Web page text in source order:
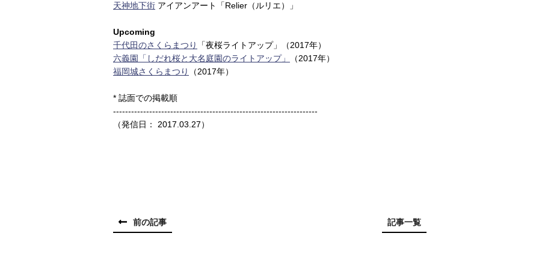
天神地下街 アイアンアート「Relier（ルリエ）」
Upcoming
千代田のさくらまつり
「夜桜ライトアップ」（2017年）
六義園「しだれ桜と大名庭園のライトアップ」
（2017年）
福岡城さくらまつり
（2017年）
* 誌面での掲載順
--------------------------------------------------------------------
（発信日： 2017.03.27）
前の記事 記事一覧